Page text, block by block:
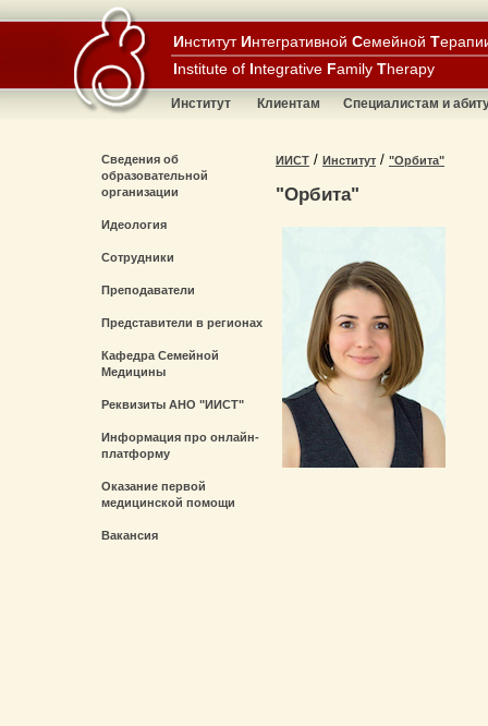
Институт Интегративной Семейной Т
Institute of Integrative Family Therapy
Институт Клиентам Специалистам и
Сведения об
образовательной
организации
Идеология
Сотрудники
Преподаватели
Представители в регионах
Кафедра Семейной
Медицины
Реквизиты АНО "ИИСТ"
Информация про онлайн-
платформу
Оказание первой
медицинской помощи
Вакансия
ИИСТ / Институт / "Орбита"
"Орбита"